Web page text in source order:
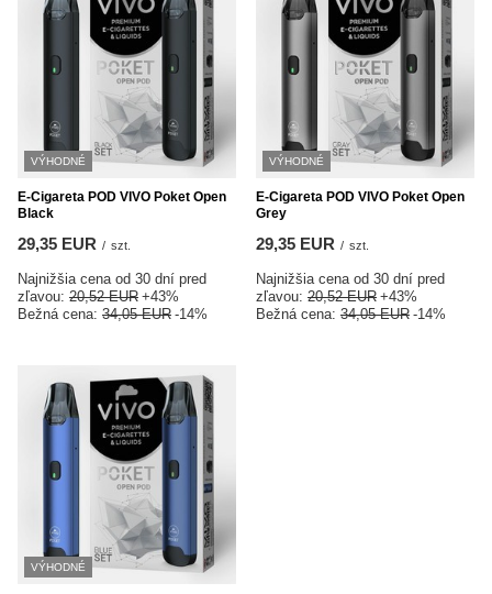
VÝHODNÉ
E-Cigareta POD VIVO Poket Open
Black
29,35 EUR / szt.
Najnižšia cena od 30 dní pred
zľavou: 20,52 EUR +43%
Bežná cena: 34,05 EUR -14%
VÝHODNÉ
E-Cigareta POD VIVO Poket Open
Grey
29,35 EUR / szt.
Najnižšia cena od 30 dní pred
zľavou: 20,52 EUR +43%
Bežná cena: 34,05 EUR -14%
VÝHODNÉ